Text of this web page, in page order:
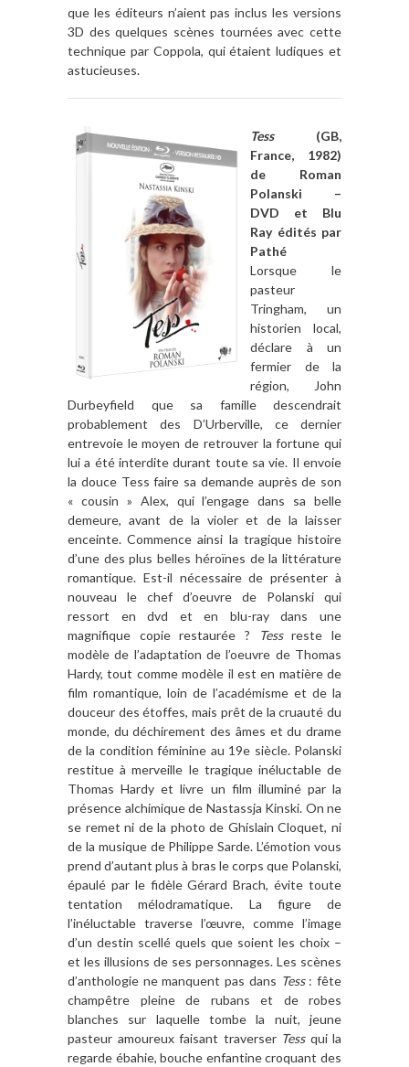
que les éditeurs n’aient pas inclus les versions
3D des quelques scènes tournées avec cette
technique par Coppola, qui étaient ludiques et
astucieuses.
Tess (GB,
France, 1982)
de Roman
Polanski –
DVD et Blu
Ray édités par
Pathé
Lorsque le
pasteur
Tringham, un
historien local,
déclare à un
fermier de la
région, John
Durbeyfield que sa famille descendrait
probablement des D’Urberville, ce dernier
entrevoie le moyen de retrouver la fortune qui
lui a été interdite durant toute sa vie. Il envoie
la douce Tess faire sa demande auprès de son
« cousin » Alex, qui l’engage dans sa belle
demeure, avant de la violer et de la laisser
enceinte. Commence ainsi la tragique histoire
d’une des plus belles héroïnes de la littérature
romantique. Est-il nécessaire de présenter à
nouveau le chef d’oeuvre de Polanski qui
ressort en dvd et en blu-ray dans une
magnifique copie restaurée ?
Tessreste le
modèle de l’adaptation de l’oeuvre de Thomas
Hardy, tout comme modèle il est en matière de
film romantique, loin de l’académisme et de la
douceur des étoffes, mais prêt de la cruauté du
monde, du déchirement des âmes et du drame
de la condition féminine au 19e siècle. Polanski
restitue à merveille le tragique inéluctable de
Thomas Hardy et livre un film illuminé par la
présence alchimique de Nastassja Kinski. On ne
se remet ni de la photo de Ghislain Cloquet, ni
de la musique de Philippe Sarde. L’émotion vous
prend d’autant plus à bras le corps que Polanski,
épaulé par le fidèle Gérard Brach, évite toute
tentation mélodramatique. La figure de
l’inéluctable traverse l’œuvre, comme l’image
d’un destin scellé quels que soient les choix –
et les illusions de ses personnages. Les scènes
d’anthologie ne manquent pas dans Tess: fête
champêtre pleine de rubans et de robes
blanches sur laquelle tombe la nuit, jeune
pasteur amoureux faisant traverser Tessqui la
regarde ébahie, bouche enfantine croquant des